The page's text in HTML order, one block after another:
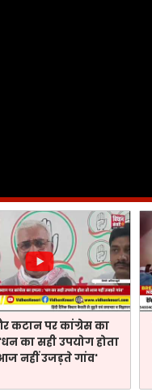
कटान पर कांग्रेस का
का सही उपयोग होता
नहीं उजड़ते गांव'